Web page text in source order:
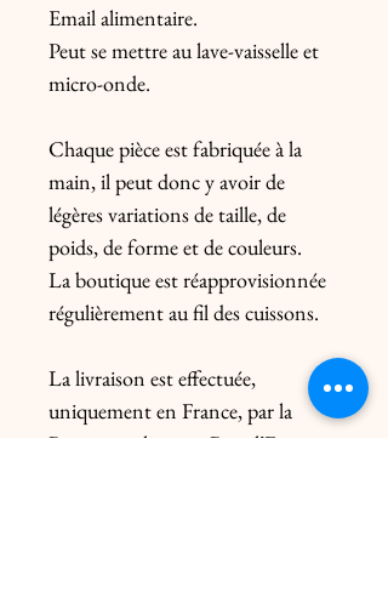
Email alimentaire.
Peut se mettre au lave-vaisselle et
micro-onde.
Chaque pièce est fabriquée à la
main, il peut donc y avoir de
légères variations de taille, de
poids, de forme et de couleurs.
La boutique est réapprovisionnée
régulièrement au fil des cuissons.
La livraison est effectuée,
uniquement en France, par la
Poste en colissimo. Pour l’Europe,